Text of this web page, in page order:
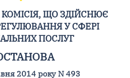
ЩО ЗДІЙСНЮЄ
У СФЕРІ
ПОСЛУГ
2014 року N 493